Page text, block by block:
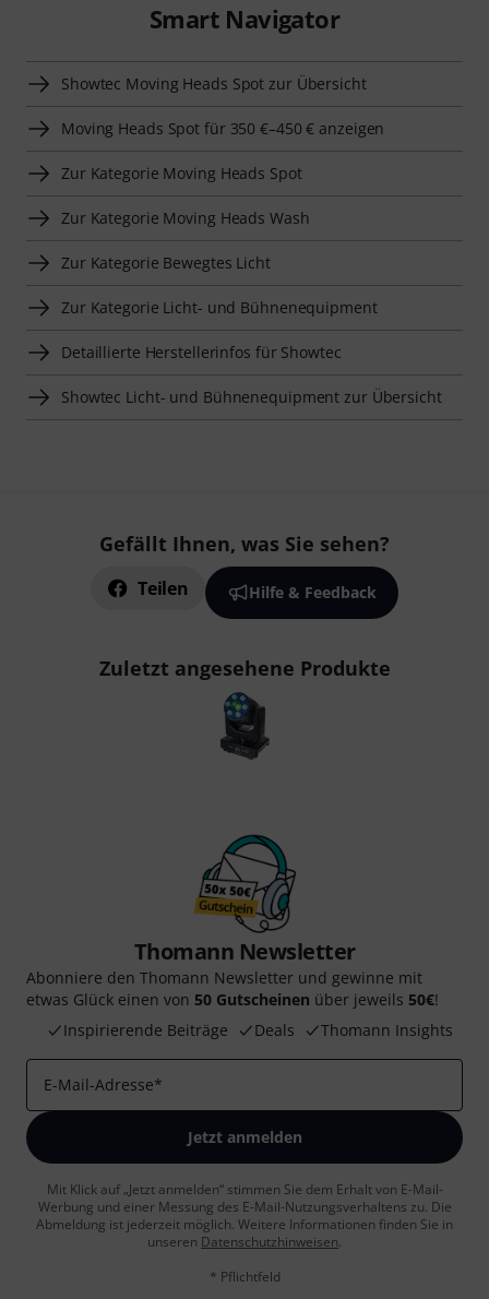
Smart Navigator
Showtec Moving Heads Spot zur Übersicht
Moving Heads Spot für 350 €–450 € anzeigen
Zur Kategorie Moving Heads Spot
Zur Kategorie Moving Heads Wash
Zur Kategorie Bewegtes Licht
Zur Kategorie Licht- und Bühnenequipment
Detaillierte Herstellerinfos für Showtec
Showtec Licht- und Bühnenequipment zur Übersicht
Gefällt Ihnen, was Sie sehen?
Teilen Hilfe & Feedback
Zuletzt angesehene Produkte
Thomann Newsletter
Abonniere den Thomann Newsletter und gewinne mit
etwas Glück einen von 50 Gutscheinen über jeweils 50€!
Inspirierende Beiträge
Deals Thomann Insights
E-Mail-Adresse*
Jetzt anmelden
Mit Klick auf „Jetzt anmelden“ stimmen Sie dem Erhalt von E-Mail-
Werbung und einer Messung des E-Mail-Nutzungsverhaltens zu. Die
Abmeldung ist jederzeit möglich. Weitere Informationen finden Sie in
unseren Datenschutzhinweisen.
* Pflichtfeld